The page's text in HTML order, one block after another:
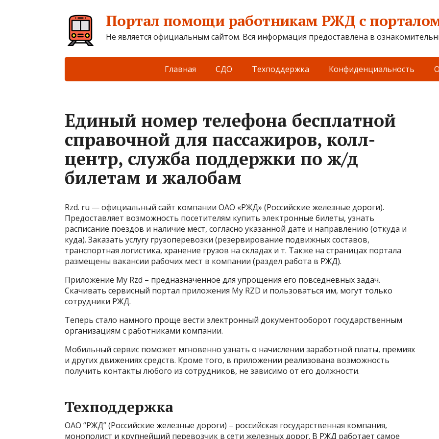
Портал помощи работникам РЖД с
Не является официальным сайтом. Вся информация предоставлена в
Главная СДО Техподдержка Конфиденциальность
Единый номер телефона бесплатной
справочной для пассажиров, колл-
центр, служба поддержки по ж/д
билетам и жалобам
Rzd. ru — официальный сайт компании ОАО «РЖД» (Российские железные дороги).
Предоставляет возможность посетителям купить электронные билеты, узнать
расписание поездов и наличие мест, согласно указанной дате и направлению (откуда и
куда). Заказать услугу грузоперевозки (резервирование подвижных составов,
транспортная логистика, хранение грузов на складах и т. Также на страницах портала
размещены вакансии рабочих мест в компании (раздел работа в РЖД).
Приложение My Rzd – предназначенное для упрощения его повседневных задач.
Скачивать сервисный портал приложения My RZD и пользоваться им, могут только
сотрудники РЖД.
Теперь стало намного проще вести электронный документооборот государственным
организациям с работниками компании.
Мобильный сервис поможет мгновенно узнать о начислении заработной платы, премиях
и других движениях средств. Кроме того, в приложении реализована возможность
получить контакты любого из сотрудников, не зависимо от его должности.
Техподдержка
ОАО “РЖД” (Российские железные дороги) – российская государственная компания,
монополист и крупнейший перевозчик в сети железных дорог. В РЖД работает самое